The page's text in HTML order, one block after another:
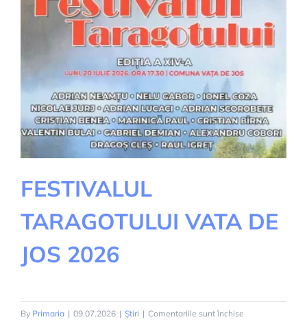
FESTIVALUL
TARAGOTULUI VATA DE
JOS 2026
By Primaria | 09.07.2026 | Știri | Comentariile sunt închise